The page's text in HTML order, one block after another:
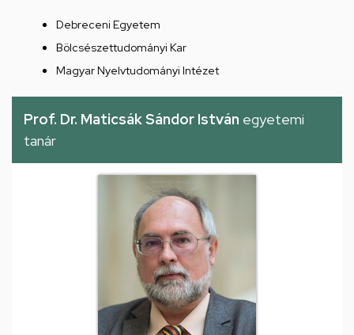
Debreceni Egyetem
Bölcsészettudományi Kar
Magyar Nyelvtudományi Intézet
Prof. Dr. Maticsák Sándor István egyetemi
tanár